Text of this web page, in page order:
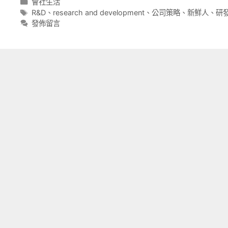
類
會社生活
標
籤
R&D、 research and development、 公司策略、 新鮮人 、 研
發佈留言